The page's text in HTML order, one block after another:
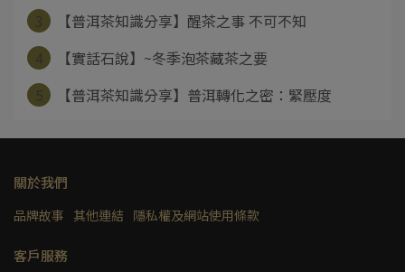
【普洱茶知識分享】醒茶之事 不可不知
【實話石說】~冬季泡茶藏茶之要
【普洱茶知識分享】普洱轉化之密：緊壓度
關於我們
品牌故事 其他連結 隱私權及網站使用條款
客戶服務